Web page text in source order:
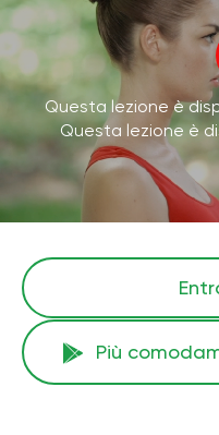
Questa lezione è
Questa lezione è
Più